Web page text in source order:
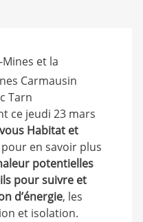
et la
Carmausin
Tarn
ce jeudi 23 mars
Habitat et
pour en savoir plus
potentielles
pour suivre et
d’énergie, les
et isolation.